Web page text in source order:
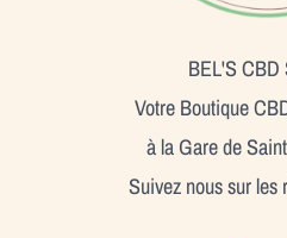
BEL'S CBD
Votre Boutique
à la Gare de
Suivez nous sur les